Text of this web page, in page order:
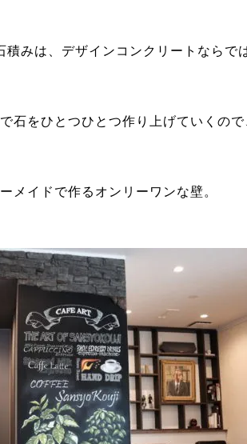
積みは、デザインコンクリートならで
石をひとつひとつ作り上げていくので
メイドで作るオンリーワンな壁。